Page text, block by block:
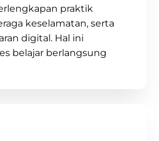
praktik
keselamatan, serta
digital. Hal ini
belajar berlangsung